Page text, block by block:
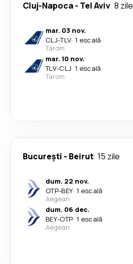
Cluj-Napoca- Tel Aviv 8 zile
mar. 03 nov.
CLJ-TLV· 1 escală
Tarom
mar. 10 nov.
TLV-CLJ· 1 escală
Tarom
București - Beirut 15 zile
dum. 22 nov.
OTP-BEY· 1 escală
Aegean
dum. 06 dec.
BEY-OTP· 1 escală
Aegean